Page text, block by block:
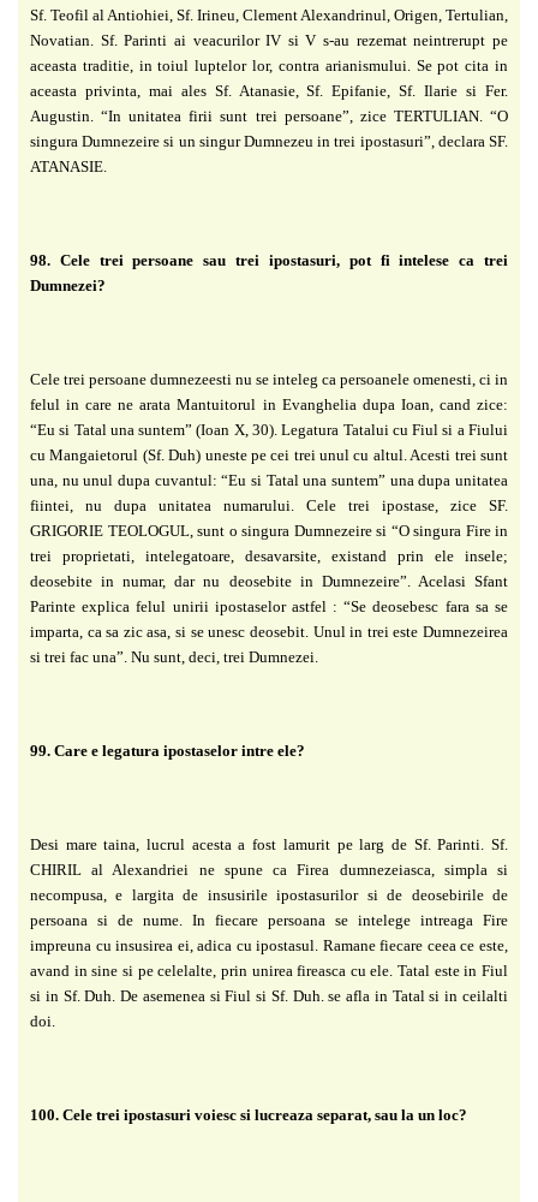
Sf. Teofil al Antiohiei, Sf. Irineu, Clement Alexandrinul, Origen, Tertulian,
Novatian. Sf. Parinti ai veacurilor IV si V s-au rezemat neintrerupt pe
aceasta traditie, in toiul luptelor lor, contra arianismului. Se pot cita in
aceasta privinta, mai ales Sf. Atanasie, Sf. Epifanie, Sf. Ilarie si Fer.
Augustin. “In unitatea firii sunt trei persoane”, zice TERTULIAN. “O
singura Dumnezeire si un singur Dumnezeu in trei ipostasuri”, declara SF.
ATANASIE.
98. Cele trei persoane sau trei ipostasuri, pot fi intelese ca trei
Dumnezei?
Cele trei persoane dumnezeesti nu se inteleg ca persoanele omenesti, ci in
felul in care ne arata Mantuitorul in Evanghelia dupa Ioan, cand zice:
“Eu si Tatal una suntem” (Ioan X, 30). Legatura Tatalui cu Fiul si a Fiului
cu Mangaietorul (Sf. Duh) uneste pe cei trei unul cu altul. Acesti trei sunt
una, nu unul dupa cuvantul: “Eu si Tatal una suntem” una dupa unitatea
fiintei, nu dupa unitatea numarului. Cele trei ipostase, zice SF.
GRIGORIE TEOLOGUL, sunt o singura Dumnezeire si “O singura Fire in
trei proprietati, intelegatoare, desavarsite, existand prin ele insele;
deosebite in numar, dar nu deosebite in Dumnezeire”. Acelasi Sfant
Parinte explica felul unirii ipostaselor astfel : “Se deosebesc fara sa se
imparta, ca sa zic asa, si se unesc deosebit. Unul in trei este Dumnezeirea
si trei fac una”. Nu sunt, deci, trei Dumnezei.
99. Care e legatura ipostaselor intre ele?
Desi mare taina, lucrul acesta a fost lamurit pe larg de Sf. Parinti. Sf.
CHIRIL al Alexandriei ne spune ca Firea dumnezeiasca, simpla si
necompusa, e largita de insusirile ipostasurilor si de deosebirile de
persoana si de nume. In fiecare persoana se intelege intreaga Fire
impreuna cu insusirea ei, adica cu ipostasul. Ramane fiecare ceea ce este,
avand in sine si pe celelalte, prin unirea fireasca cu ele. Tatal este in Fiul
si in Sf. Duh. De asemenea si Fiul si Sf. Duh. se afla in Tatal si in ceilalti
doi.
100. Cele trei ipostasuri voiesc si lucreaza separat, sau la un loc?